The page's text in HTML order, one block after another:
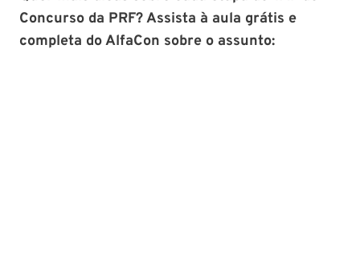
Concurso da PRF? Assista à aula grátis e
completa do AlfaCon sobre o assunto: